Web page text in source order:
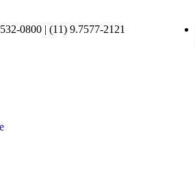
0800 | (11) 9.7577-2121